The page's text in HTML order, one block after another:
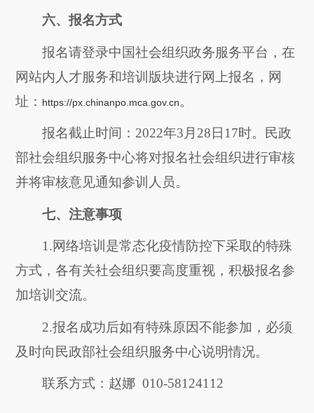
六、报名方式
报名请登录中国社会组织政务服务平台，在
网站内人才服务和培训版块进行网上报名，网
址： https://px.chinanpo.mca.gov.cn。
报名截止时间：2022年3 月 28 日17时。民政
部社会组织服务中心将对报名社会组织进行审核
并将审核意见通知参训人员。
七、 注意事项
1.网络培训是常态化疫情防控下采取的特殊
方式，各有关社会组织要高度重视，积极报名参
加培训交流。
2.报名成功后如有特殊原因不能参加，必须
及时向民政部社会组织服务中心说明情况。
联系方式：赵娜 010-58124112